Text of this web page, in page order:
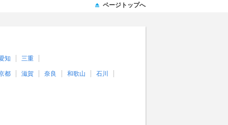
知 三重
都 滋賀 奈良 和歌山 石川
ページトップへ